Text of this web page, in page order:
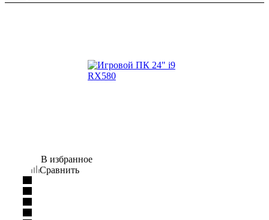
В избранное
Сравнить